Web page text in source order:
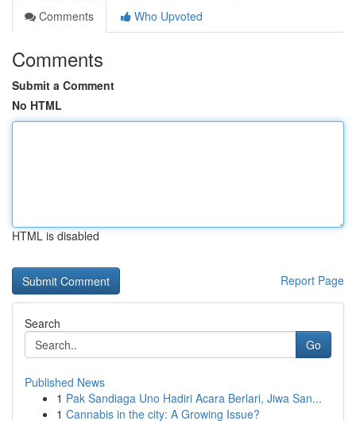
Comments
Who Upvoted
Comments
Submit a Comment
No HTML
HTML is disabled
Report Page
Search
Go
Published News
1 Pak Sandiaga Uno Hadiri Acara Berlari, Jiwa San...
1 Cannabis in the city: A Growing Issue?